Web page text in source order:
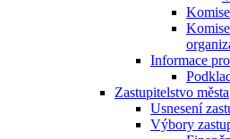
Informace
Zastupitelstvo města
Usnesení
Výbory